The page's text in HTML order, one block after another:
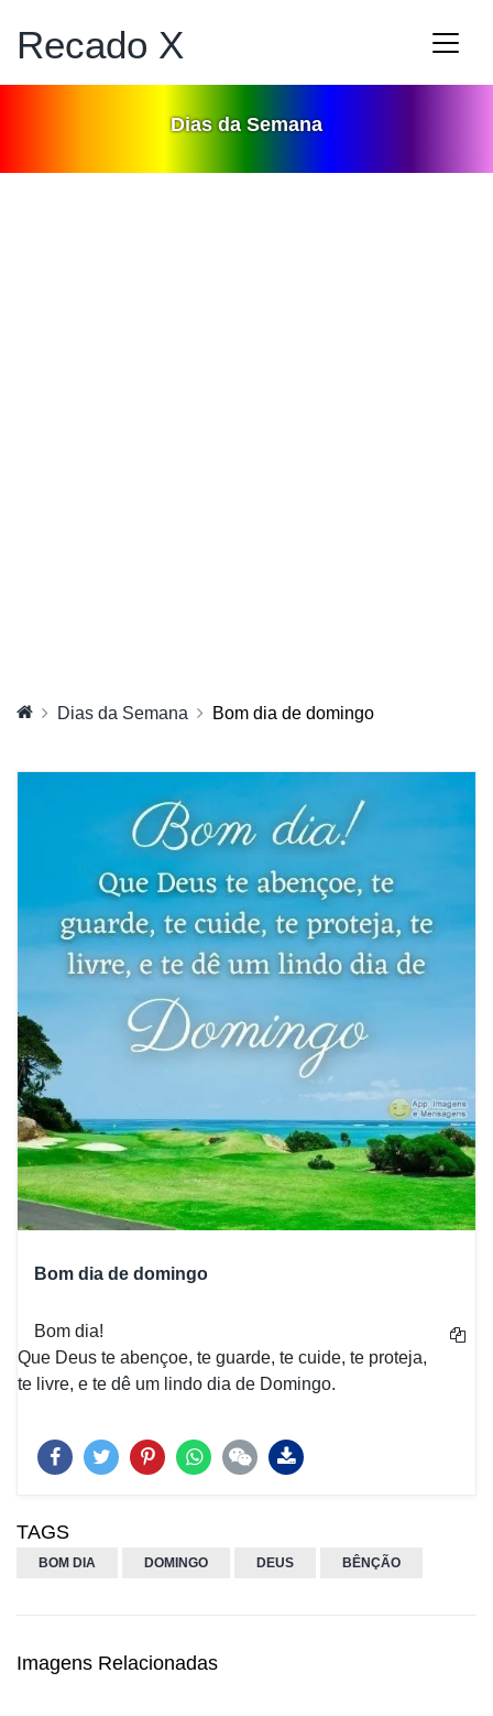
Recado X
Dias da Semana
Dias da Semana Bom dia de domingo
Bom dia de domingo
Bom dia!
Que Deus te abençoe, te guarde, te cuide, te proteja,
te livre, e te dê um lindo dia de Domingo.
TAGS
BOM DIA DOMINGO DEUS BÊNÇÃO
Imagens Relacionadas